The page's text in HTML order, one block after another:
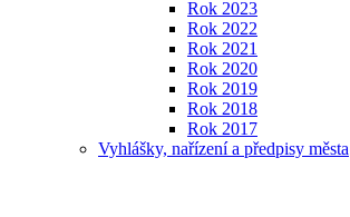
Rok 2023
Rok 2022
Rok 2021
Rok 2020
Rok 2019
Rok 2018
Rok 2017
Vyhlášky, nařízení a předpisy města